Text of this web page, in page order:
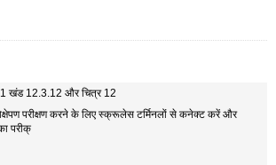
खंड 12.3.12 और चित्र 12
परीक्षण करने के लिए स्क्रूलेस टर्मिनलों से कनेक्ट करें और
परीक्